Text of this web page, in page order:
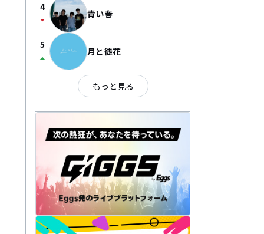
4
arrow_drop_down 青い春
5
arrow_drop_up 月と徒花
もっと見る